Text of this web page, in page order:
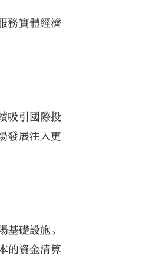
務實體經濟
吸引國際投
發展注入更
礎設施。
的資金清算